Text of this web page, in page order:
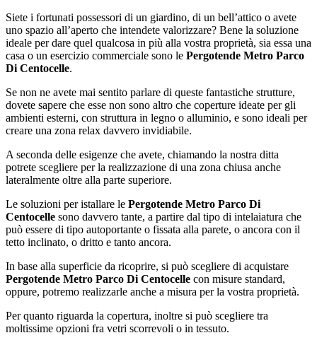
Siete i fortunati possessori di un giardino, di un bell’attico o avete
uno spazio all’aperto che intendete valorizzare? Bene la soluzione
ideale per dare quel qualcosa in più alla vostra proprietà, sia essa una
casa o un esercizio commerciale sono le Pergotende Metro Parco
Di Centocelle.
Se non ne avete mai sentito parlare di queste fantastiche strutture,
dovete sapere che esse non sono altro che coperture ideate per gli
ambienti esterni, con struttura in legno o alluminio, e sono ideali per
creare una zona relax davvero invidiabile.
A seconda delle esigenze che avete, chiamando la nostra ditta
potrete scegliere per la realizzazione di una zona chiusa anche
lateralmente oltre alla parte superiore.
Le soluzioni per istallare le Pergotende Metro Parco Di
Centocelle sono davvero tante, a partire dal tipo di intelaiatura che
può essere di tipo autoportante o fissata alla parete, o ancora con il
tetto inclinato, o dritto e tanto ancora.
In base alla superficie da ricoprire, si può scegliere di acquistare
Pergotende Metro Parco Di Centocelle con misure standard,
oppure, potremo realizzarle anche a misura per la vostra proprietà.
Per quanto riguarda la copertura, inoltre si può scegliere tra
moltissime opzioni fra vetri scorrevoli o in tessuto.